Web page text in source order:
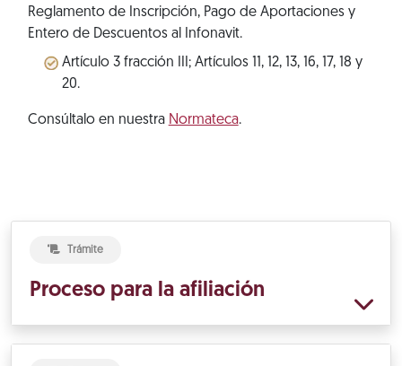
Reglamento de Inscripción, Pago de Aportaciones y
Entero de Descuentos al Infonavit.
Artículo 3 fracción III; Artículos 11, 12, 13, 16, 17, 18 y
20.
Consúltalo en nuestra Normateca.
Trámite
Proceso para la afiliación